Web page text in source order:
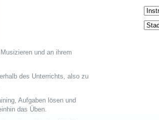
und an ihrem
des Unterrichts, also zu
Aufgaben lösen und
das Üben.